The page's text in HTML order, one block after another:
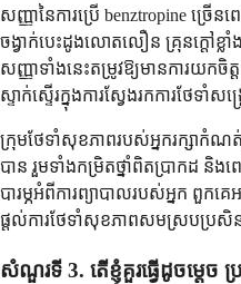
សញ្ញានៃការប្រើ benztropine ច្រើនព
ចង្វាក់បេះដូងលោតលឿន គ្រុនក្តៅខ្ល
សញ្ញាទាំងនេះតម្រូវឱ្យមានការយកចិត្ត
ស្ទាក់ស្ទើរក្នុងការស្វែងរកការថែទាំ
ក្រុមថែទាំសុខភាពរបស់អ្នករក្សាកំណ
បាន រួមទាំងកម្រិតថ្នាំពិតប្រាកដ និង
បារម្ភអំពីការព្យាបាលរបស់អ្នក ពួក
ផ្តល់ការថែទាំសុខភាពសមស្របប្រសិន
សំណួរទី 3. តើខ្ញុំគួរធ្វើដូចម្តេច